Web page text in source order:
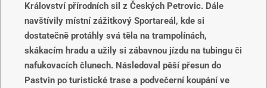
Království přírodních sil z Českých Petrovic. Dále
navštívily místní zážitkový Sportareál, kde si
dostatečně protáhly svá těla na trampolínách,
skákacím hradu a užily si zábavnou jízdu na tubingu či
nafukovacích člunech. Následoval pěší přesun do
Pastvin po turistické trase a podvečerní koupání ve